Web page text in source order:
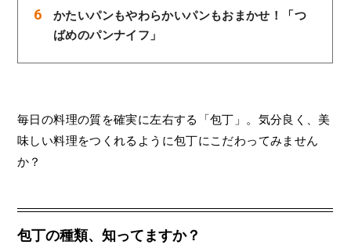
かたいパンもやわらかいパンもおまかせ！「つ
ばめのパンナイフ」
毎日の料理の質を確実に左右する「包丁」。気分良く、美
味しい料理をつくれるように包丁にこだわってみません
か？
包丁の種類、知ってますか？